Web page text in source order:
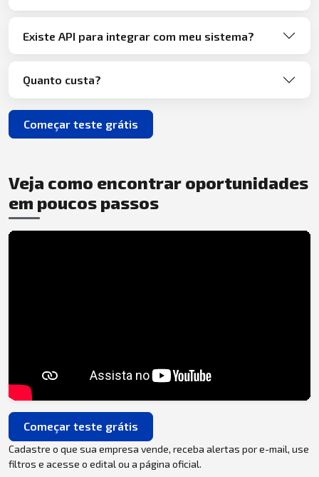
Existe API para integrar com meu sistema?
Quanto custa?
Começar teste grátis
Veja como encontrar oportunidades
em poucos passos
Começar teste grátis
Cadastre o que sua empresa vende, receba alertas por e-mail, use
filtros e acesse o edital ou a página oficial.